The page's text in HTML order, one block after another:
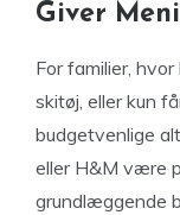
Giver
For familier,
skitøj, eller kun
budgetvenlige
eller H&M være
grundlæggende